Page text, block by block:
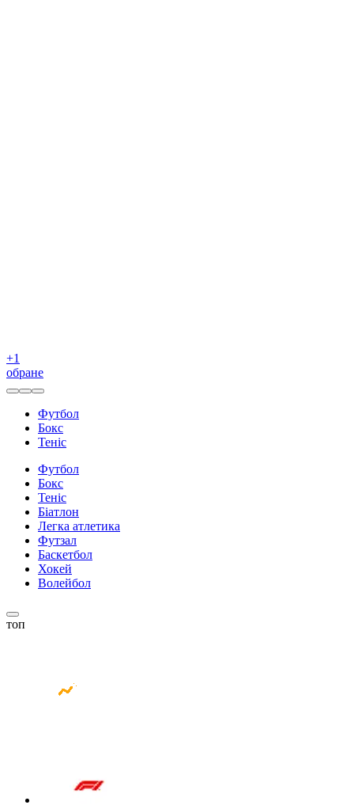
+1
обране
Футбол
Бокс
Теніс
Футбол
Бокс
Теніс
Біатлон
Легка атлетика
Футзал
Баскетбол
Хокей
Волейбол
топ